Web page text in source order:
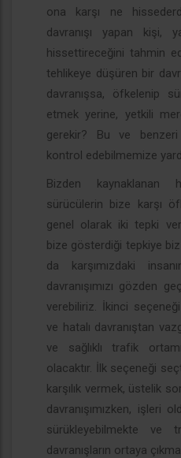
ona karşı ne
davranışı yapan kişi,
hissettireceğini tahmin
tehlikeye düşüren bir
davranışsa, öfkelenip
etmek yerine, yetkili
gerekir? Bu ve
kontrol edebilmemize
Bizden kaynaklanan
sürücülerin bize karşı
genel olarak iki tepki
bize gösterdiği tepkiye
da karşımızdaki
davranışımızı gözden
verebiliriz. İkinci
ve hatalı davranıştan
ve sağlıklı trafik
olacaktır. İlk seçeneği
karşılık vermek, üstelik
davranışımızken, işleri
sürükleyebilmekte ve
davranışların ortaya